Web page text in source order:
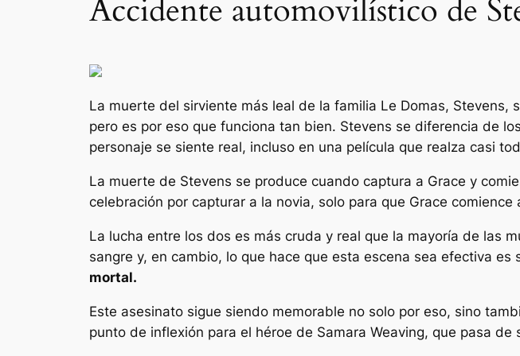
Accidente automovilístico de
La muerte del sirviente más leal de la familia Le Domas,
pero es por eso que funciona tan bien. Stevens se diferencia de
personaje se siente real, incluso en una película que realza casi
La muerte de Stevens se produce cuando captura a Grace y
celebración por capturar a la novia, solo para que Grace comience
La lucha entre los dos es más cruda y real que la mayoría de las
sangre y, en cambio, lo que hace que esta escena sea efectiva es
mortal.
Este asesinato sigue siendo memorable no solo por eso, sino
punto de inflexión para el héroe de Samara Weaving, que pasa